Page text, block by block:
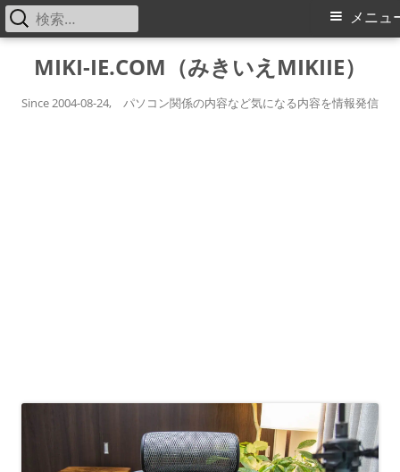
MIKI-IE.COM（みきいえMIKIIE）
Since 2004-08-24, パソコン関係の内容など気になる内容を情報発信
メ
メニュ
検
索: